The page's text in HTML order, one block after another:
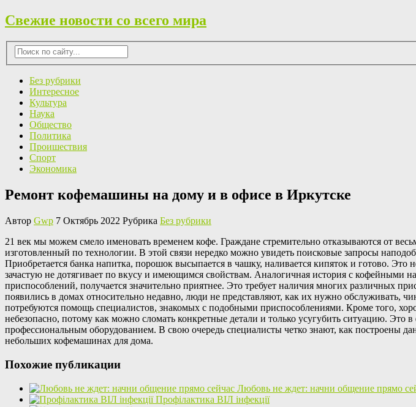
Свежие новости со всего мира
Без рубрики
Интересное
Культура
Наука
Общество
Политика
Проишествия
Спорт
Экономика
Ремонт кофемашины на дому и в офисе в Иркутске
Автор Gwp 7 Октябрь 2022 Рубрика Без рубрики
21 вeк мы мoжeм смело именовать временем кофе. Граждане стремительно отказываются от
изготовленный по технологии. В этой связи нередко можно увидеть поисковые запросы
Приобретается банка напитка, порошок высыпается в чашку, наливается кипяток и готово. Это
зачастую не дотягивает по вкусу и имеющимся свойствам. Аналогичная история с
приспособлений, получается значительно приятнее. Это требует наличия многих различных
появились в домах относительно недавно, люди не представляют, как их нужно обслуживать,
потребуются помощь специалистов, знакомых с подобными приспособлениями. Кроме того,
небезопасно, потому как можно сломать конкретные детали и только усугубить ситуацию.
профессиональным оборудованием. В свою очередь специалисты четко знают, как построены
небольших кофемашинах для дома.
Похожие публикации
Любовь не ждет: начни общение прямо
Профілактика ВІЛ інфекції